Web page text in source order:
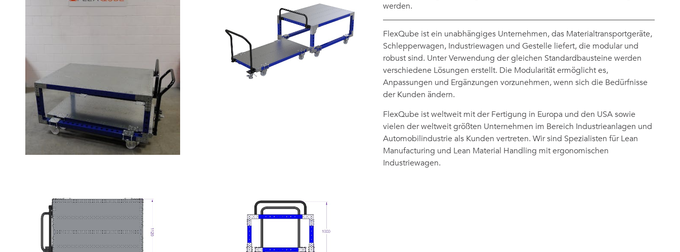
werden.
FlexQube ist ein unabhängiges Unternehmen, das Materialtransportgeräte,
Schlepperwagen, Industriewagen und Gestelle liefert, die modular und
robust sind. Unter Verwendung der gleichen Standardbausteine werden
verschiedene Lösungen erstellt. Die Modularität ermöglicht es,
Anpassungen und Ergänzungen vorzunehmen, wenn sich die Bedürfnisse
der Kunden ändern.
FlexQube ist weltweit mit der Fertigung in Europa und den USA sowie
vielen der weltweit größten Unternehmen im Bereich Industrieanlagen und
Automobilindustrie als Kunden vertreten. Wir sind Spezialisten für Lean
Manufacturing und Lean Material Handling mit ergonomischen
Industriewagen.